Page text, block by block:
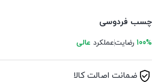
چسب فردوسی
100% رضایتعملکرد عالی
ضمانت اصالت کالا